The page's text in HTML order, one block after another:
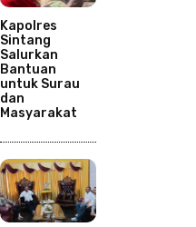
Kapolres
Sintang
Salurkan
Bantuan
untuk Surau
dan
Masyarakat